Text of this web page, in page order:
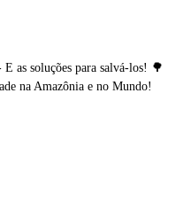
as soluções para salvá-los! 🌳
na Amazônia e no Mundo!